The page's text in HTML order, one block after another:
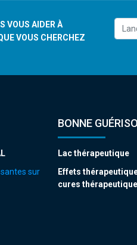
VOUS AIDER À
VOUS CHERCHEZ
sur
BONNE
Lac thérapeutique
Effets
cures